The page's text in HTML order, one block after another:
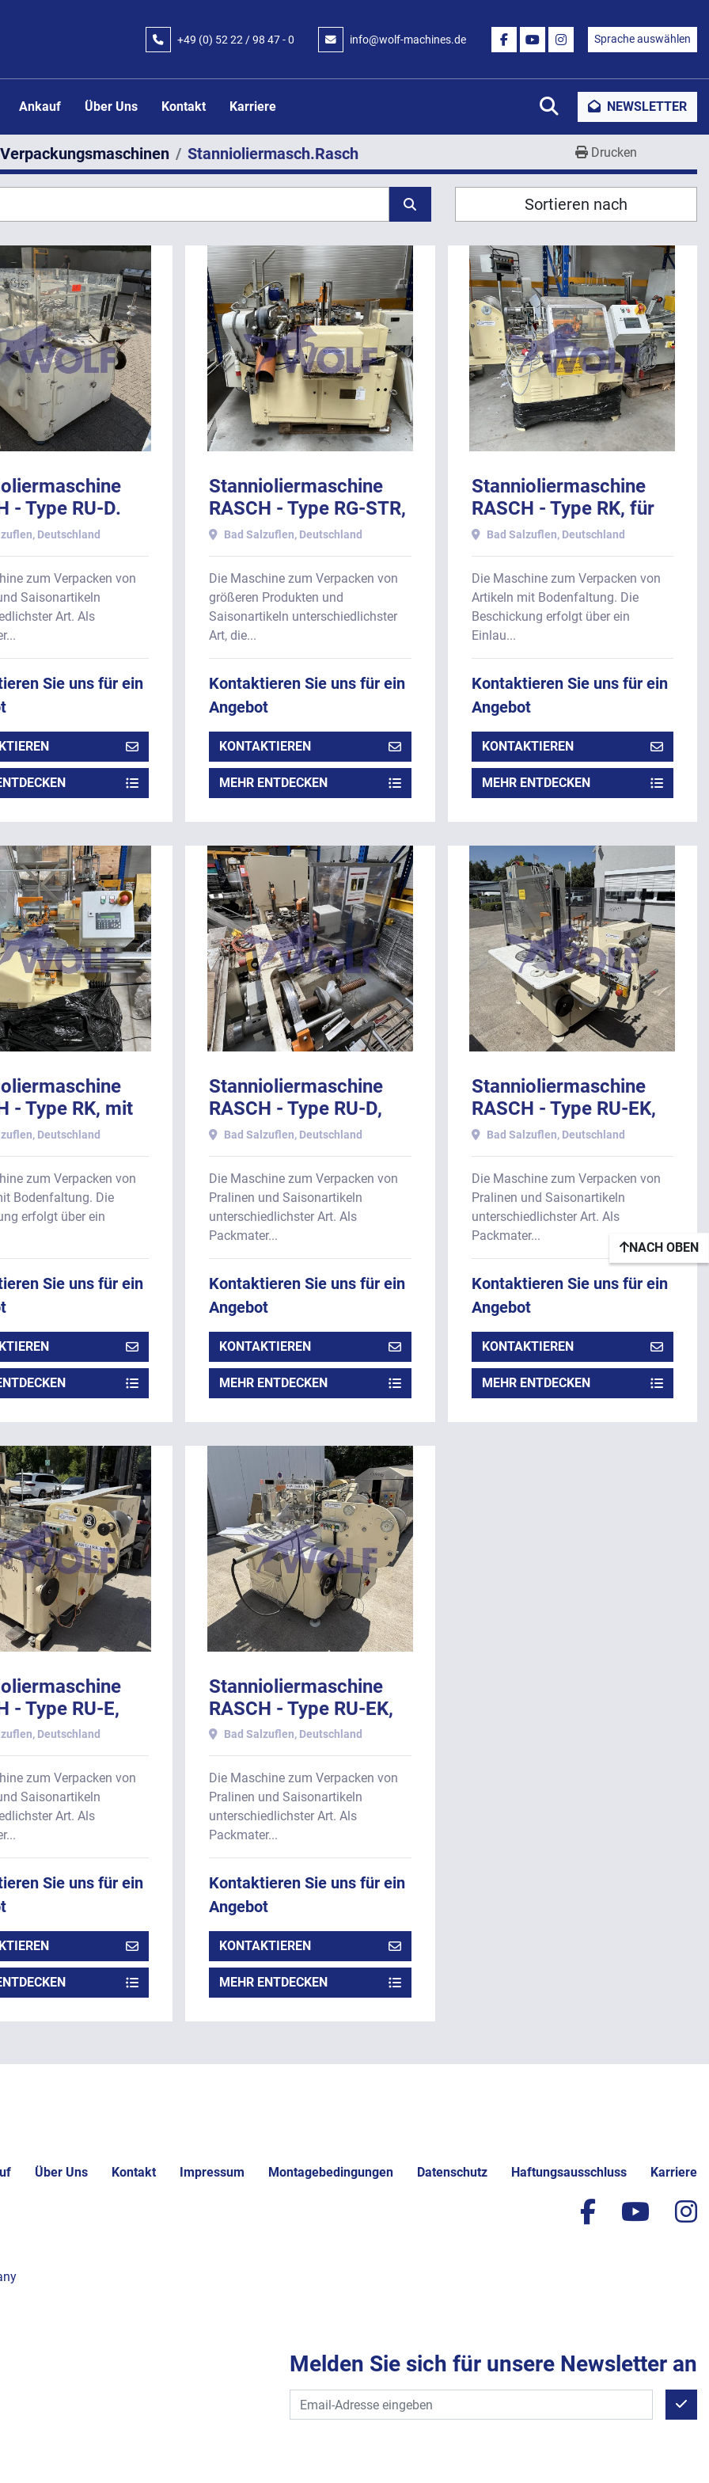
+49 (0) 52 22 / 98 47 - 0 info@wolf-machines.de
FACEBOOK
YOUTUBEINSTAGRAM
Sprache auswählen
Ankauf Über Uns Kontakt Karriere SucheNEWSLETTER
Verpackungsmaschinen Stannioliermasch.Rasch Drucken
Sortieren nach
- Type RU-D.
Deutschland
zum Verpacken von
Saisonartikeln
Art. Als
Sie uns für ein
Stannioliermaschine
RASCH - Type RG-STR,
für Schokoladeneier
eingerichtet.
Bad Salzuflen, Deutschland
Die Maschine zum Verpacken von
größeren Produkten und
Saisonartikeln unterschiedlichster
Art, die...
Kontaktieren Sie uns für ein
Angebot
KONTAKTIEREN
MEHR ENTDECKEN
Stannioliermaschine
RASCH - Type RK, für
Flachboden-Artikel.
Bad Salzuflen, Deutschland
Die Maschine zum Verpacken von
Artikeln mit Bodenfaltung. Die
Beschickung erfolgt über ein
Einlau...
Kontaktieren Sie uns für ein
Angebot
KONTAKTIEREN
MEHR ENTDECKEN
- Type RK, mit
für
Artikel.
Deutschland
zum Verpacken von
Bodenfaltung. Die
erfolgt über ein
Sie uns für ein
Stannioliermaschine
RASCH - Type RU-D,
mit Doppeldrehstation.
Bad Salzuflen, Deutschland
Die Maschine zum Verpacken von
Pralinen und Saisonartikeln
unterschiedlichster Art. Als
Packmater...
Kontaktieren Sie uns für ein
Angebot
KONTAKTIEREN
MEHR ENTDECKEN
Stannioliermaschine
RASCH - Type RU-EK,
mit Klappstaion.
Bad Salzuflen, Deutschland
Die Maschine zum Verpacken von
Pralinen und Saisonartikeln
unterschiedlichster Art. Als
Packmater...
Kontaktieren Sie uns für ein
Angebot
KONTAKTIEREN
MEHR ENTDECKEN
- Type RU-E,
Deutschland
zum Verpacken von
Saisonartikeln
Art. Als
Sie uns für ein
Stannioliermaschine
RASCH - Type RU-EK,
mit Abollstation.
Bad Salzuflen, Deutschland
Die Maschine zum Verpacken von
Pralinen und Saisonartikeln
unterschiedlichster Art. Als
Packmater...
Kontaktieren Sie uns für ein
Angebot
KONTAKTIEREN
MEHR ENTDECKEN
NACH OBEN
Über Uns Kontakt Impressum Montagebedingungen Datenschutz Haftungsausschluss Karriere
facebook
Melden Sie sich für unsere Newsletter an